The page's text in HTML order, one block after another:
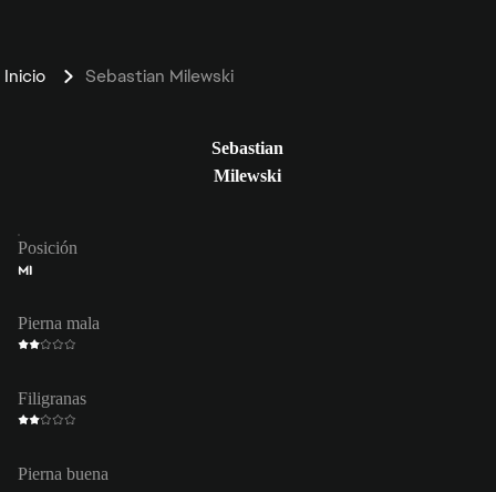
Inicio Sebastian Milewski
Sebastian
Milewski
Posición
MI
Pierna mala
Filigranas
Pierna buena